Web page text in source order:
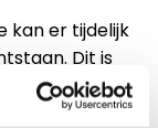
kan er tijdelijk
Dit is
Gebruik in
en